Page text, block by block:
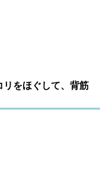
リをほぐして、背筋